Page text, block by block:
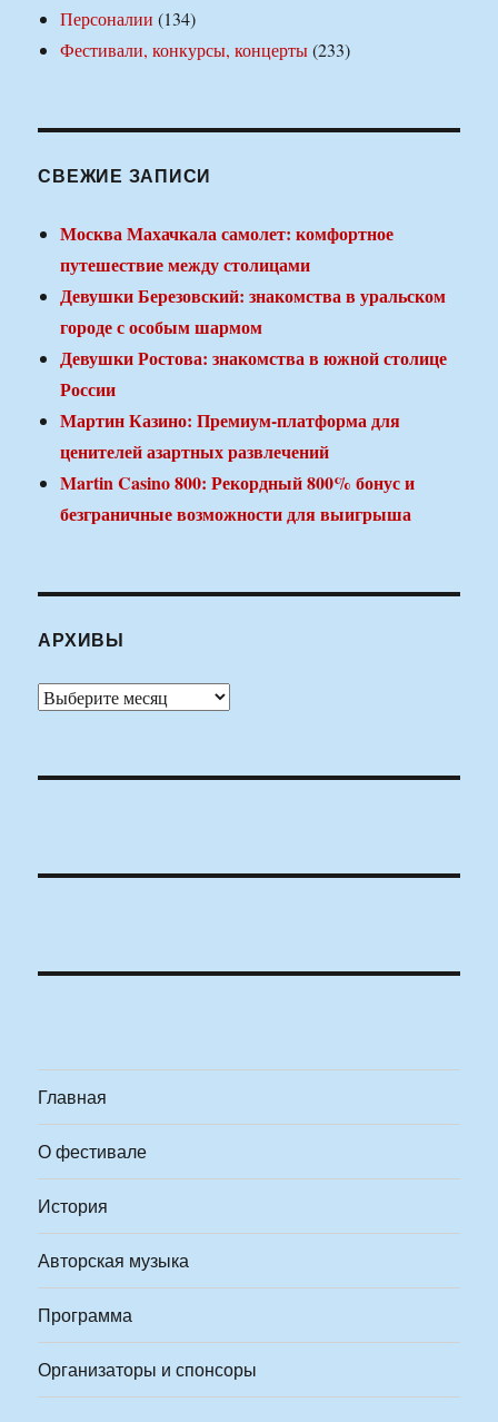
Персоналии (134)
Фестивали, конкурсы, концерты(233)
СВЕЖИЕ ЗАПИСИ
Москва Махачкала самолет: комфортное
путешествие между столицами
Девушки Березовский: знакомства в уральском
городе с особым шармом
Девушки Ростова: знакомства в южной столице
России
Мартин Казино: Премиум-платформа для
ценителей азартных развлечений
Martin Casino 800: Рекордный 800% бонус и
безграничные возможности для выигрыша
АРХИВЫ
Архивы
Главная
О фестивале
История
Авторская музыка
Программа
Организаторы и спонсоры